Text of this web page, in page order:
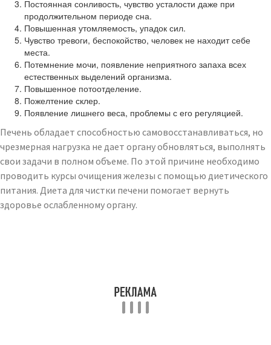
Постоянная сонливость, чувство усталости даже при
продолжительном периоде сна.
Повышенная утомляемость, упадок сил.
Чувство тревоги, беспокойство, человек не находит себе
места.
Потемнение мочи, появление неприятного запаха всех
естественных выделений организма.
Повышенное потоотделение.
Пожелтение склер.
Появление лишнего веса, проблемы с его регуляцией.
Печень обладает способностью самовосстанавливаться, но
чрезмерная нагрузка не дает органу обновляться, выполнять
свои задачи в полном объеме. По этой причине необходимо
проводить курсы очищения железы с помощью диетического
питания. Диета для чистки печени помогает вернуть
здоровье ослабленному органу.